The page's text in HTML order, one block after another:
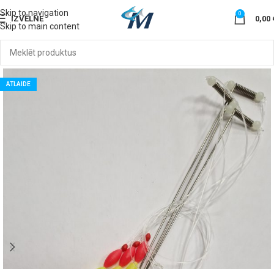
Skip to navigation
Skip to main content
IZVĒLNE
0
0,00
ATLAIDE